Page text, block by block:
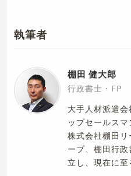
執筆者
棚田 健大郎
行政書士・FP
大手人材派遣
ップセールスマ
株式会社棚田
ープ、棚田行
立し、現在に至